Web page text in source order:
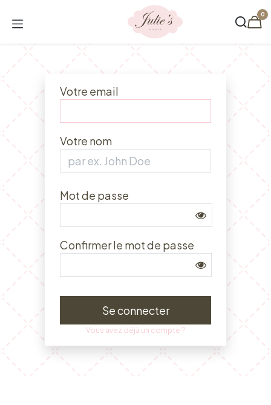
0
Votre email
Votre nom
Mot de passe
Confirmer le mot de passe
Se connecter
Vous avez déjà un compte ?